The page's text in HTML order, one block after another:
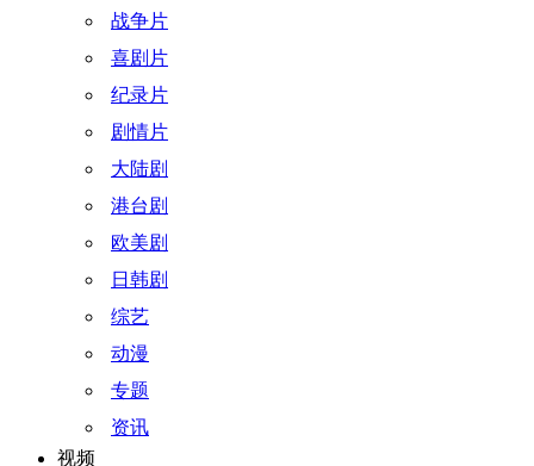
战争片
喜剧片
纪录片
剧情片
大陆剧
港台剧
欧美剧
日韩剧
综艺
动漫
专题
资讯
视频